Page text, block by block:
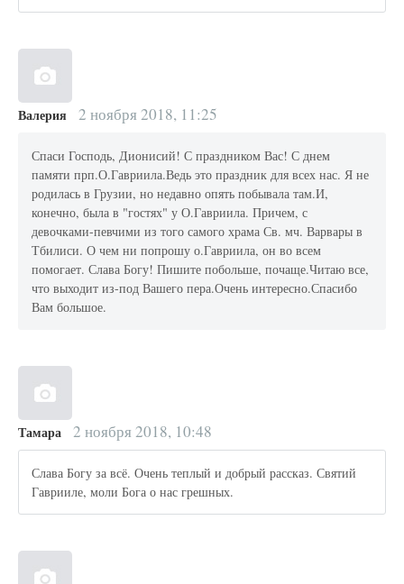
Валерия 2 ноября 2018, 11:25
Спаси Господь, Дионисий! С праздником Вас! С днем
памяти прп.О.Гавриила.Ведь это праздник для всех нас. Я не
родилась в Грузии, но недавно опять побывала там.И,
конечно, была в "гостях" у О.Гавриила. Причем, с
девочками-певчими из того самого храма Св. мч. Варвары в
Тбилиси. О чем ни попрошу о.Гавриила, он во всем
помогает. Слава Богу! Пишите побольше, почаще.Читаю все,
что выходит из-под Вашего пера.Очень интересно.Спасибо
Вам большое.
Тамара 2 ноября 2018, 10:48
Слава Богу за всё. Очень теплый и добрый рассказ. Святий
Гаврииле, моли Бога о нас грешных.